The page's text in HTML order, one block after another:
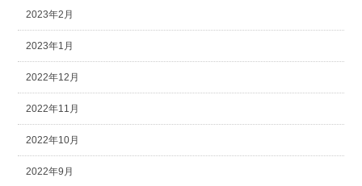
2023年2月
2023年1月
2022年12月
2022年11月
2022年10月
2022年9月